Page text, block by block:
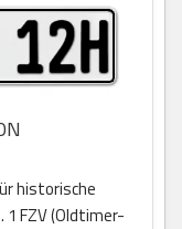
historische
1 FZV (Oldtimer-